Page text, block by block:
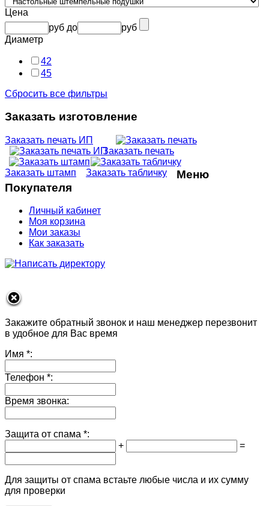
Цена
руб до
руб
Диаметр
42
45
Сбросить все фильтры
Заказать изготовление
Заказать печать ИП
Заказать печать
Заказать штамп Заказать табличку
Меню
Покупателя
Личный кабинет
Моя корзина
Мои заказы
Как заказать
Закажите обратный звонок и наш менеджер перезвонит
в удобное для Вас время
Имя *:
Телефон *:
Время звонка:
Защита от спама *:
+
=
Для защиты от спама встаьте любые числа и их сумму
для проверки